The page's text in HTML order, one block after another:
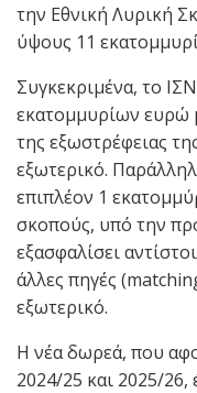
την Εθνική Λυρική
ύψους 11
Συγκεκριμένα, το
εκατομμυρίων ευρώ
της εξωστρέφειας
εξωτερικό.
επιπλέον 1
σκοπούς, υπό την
εξασφαλίσει
άλλες πηγές
εξωτερικό.
Η νέα δωρεά, που
2024/25 και 2025/26,